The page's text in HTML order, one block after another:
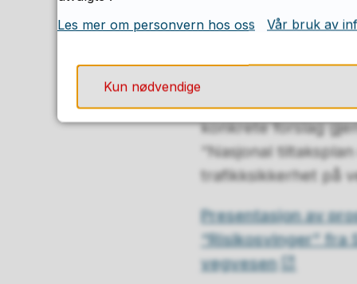
nullvisjon om ingen
veitrafikken.
Dette følges opp
konkrete forslag
“Nasjonal
trafikksikkerhet på
Presentasjon av
“Risikosvinger” fra
vegvesen
Les mer om personvern hos oss
Vår bruk av
Kun nødvendige